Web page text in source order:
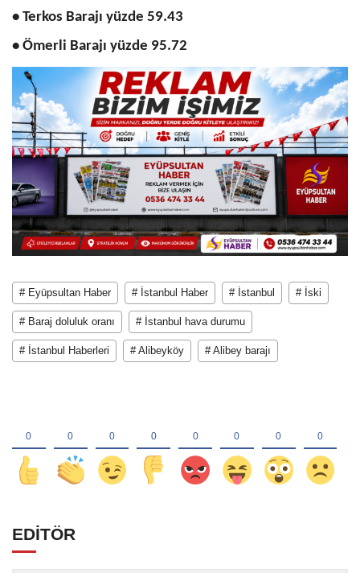
• Terkos Barajı yüzde 59.43
• Ömerli Barajı yüzde 95.72
# Eyüpsultan Haber # İstanbul Haber # İstanbul # İski
# Baraj doluluk oranı # İstanbul hava durumu
# İstanbul Haberleri # Alibeyköy # Alibey barajı
EDİTÖR